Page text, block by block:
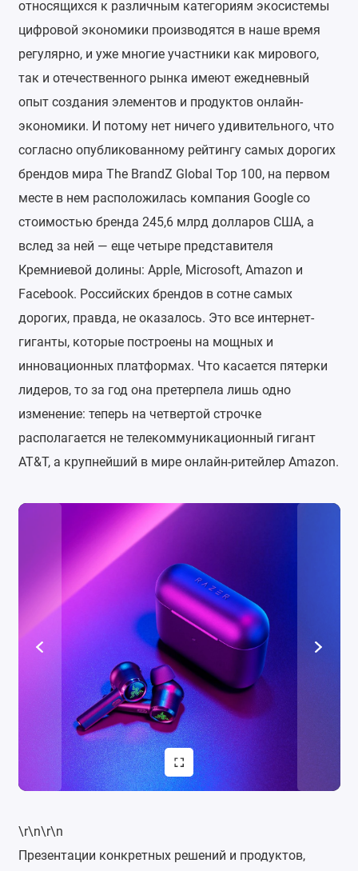
относящихся к различным категориям экосистемы
цифровой экономики производятся в наше время
регулярно, и уже многие участники как мирового,
так и отечественного рынка имеют ежедневный
опыт создания элементов и продуктов онлайн-
экономики. И потому нет ничего удивительного, что
согласно опубликованному рейтингу самых дорогих
брендов мира The BrandZ Global Top 100, на первом
месте в нем расположилась компания Google со
стоимостью бренда 245,6 млрд долларов США, а
вслед за ней — еще четыре представителя
Кремниевой долины: Apple, Microsoft, Amazon и
Facebook. Российских брендов в сотне самых
дорогих, правда, не оказалось. Это все интернет-
гиганты, которые построены на мощных и
инновационных платформах. Что касается пятерки
лидеров, то за год она претерпела лишь одно
изменение: теперь на четвертой строчке
располагается не телекоммуникационный гигант
AT&T, а крупнейший в мире онлайн-ритейлер Amazon.
\r\n\r\n
Презентации конкретных решений и продуктов,